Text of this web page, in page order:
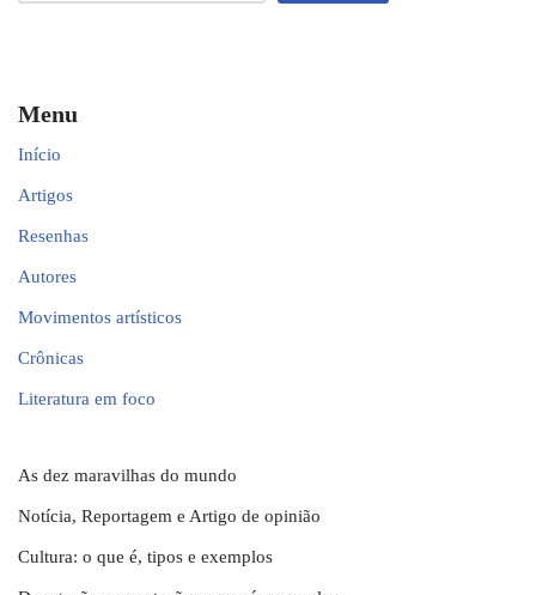
Menu
Início
Artigos
Resenhas
Autores
Movimentos artísticos
Crônicas
Literatura em foco
As dez maravilhas do mundo
Notícia, Reportagem e Artigo de opinião
Cultura: o que é, tipos e exemplos